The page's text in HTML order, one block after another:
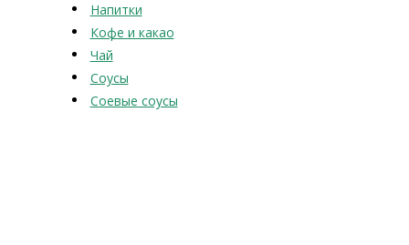
Напитки
Кофе и какао
Чай
Соусы
Соевые соусы